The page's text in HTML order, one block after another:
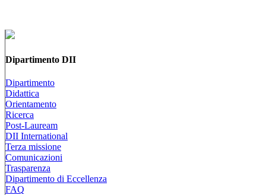
Dipartimento DII
Dipartimento
Didattica
Orientamento
Ricerca
Post-Lauream
DII International
Terza missione
Comunicazioni
Trasparenza
Dipartimento di Eccellenza
FAQ